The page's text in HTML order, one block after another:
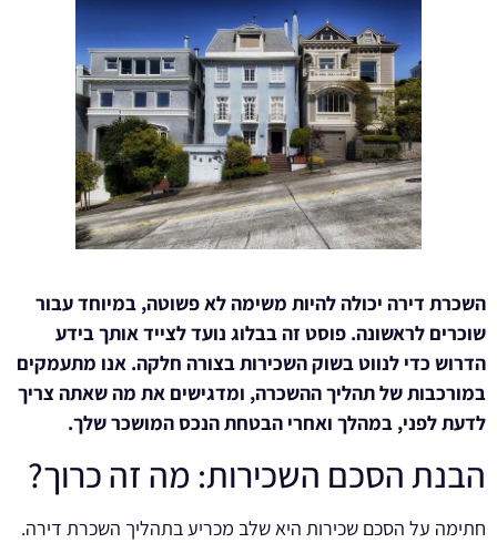
השכרת דירה יכולה להיות משימה לא פשוטה, במיוחד עבור
שוכרים לראשונה. פוסט זה בבלוג נועד לצייד אותך בידע
הדרוש כדי לנווט בשוק השכירות בצורה חלקה. אנו מתעמקים
במורכבות של תהליך ההשכרה, ומדגישים את מה שאתה צריך
לדעת לפני, במהלך ואחרי הבטחת הנכס המושכר שלך.
הבנת הסכם השכירות: מה זה כרוך?
חתימה על הסכם שכירות היא שלב מכריע בתהליך השכרת דירה.